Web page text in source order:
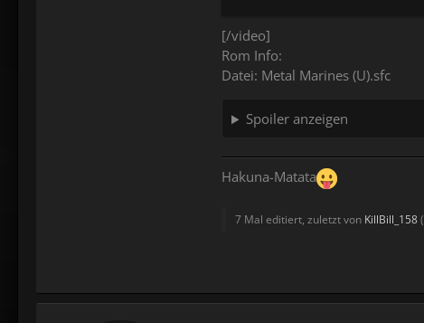
[/video]
Rom Info:
Datei: Metal Marines (U).sfc
Spoiler anzeigen
Hakuna-Matata
7 Mal editiert, zuletzt von KillBill_158(